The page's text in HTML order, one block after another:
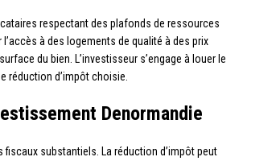
respectant des plafonds de ressources
à des logements de qualité à des prix
du bien. L’investisseur s’engage à louer le
réduction d’impôt choisie.
Denormandie
fiscaux substantiels. La réduction d’impôt peut